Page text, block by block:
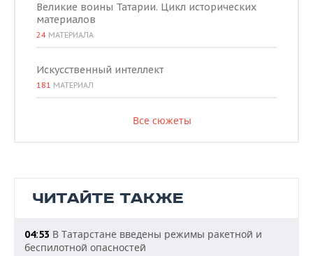
Великие воины Татарии. Цикл исторических
материалов
24 МАТЕРИАЛА
Искусственный интеллект
181 МАТЕРИАЛ
Все сюжеты
ЧИТАЙТЕ ТАКЖЕ
04:53 В Татарстане введены режимы ракетной и
беспилотной опасностей